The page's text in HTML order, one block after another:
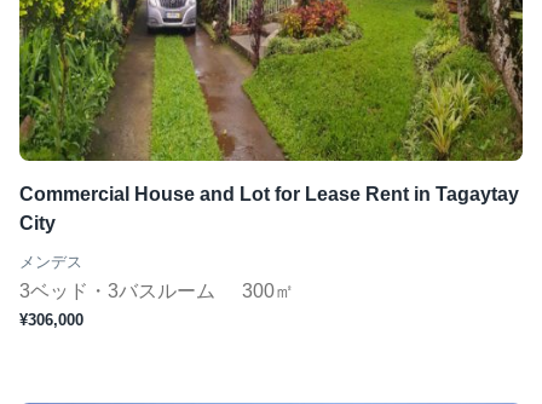
Commercial House and Lot for Lease Rent in Tagaytay
City
メンデス
3ベッド・3バスルーム 300㎡
¥306,000